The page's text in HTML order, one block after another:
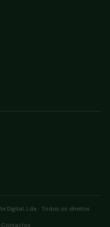
Digital, Lda. · Todos os direitos
Contactos